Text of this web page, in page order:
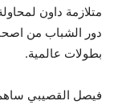
متلازمة داون
دور الشباب من
بطولات عالمية.
فيصل القصيبي